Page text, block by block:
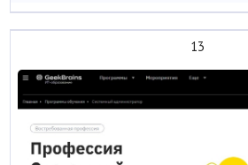
13